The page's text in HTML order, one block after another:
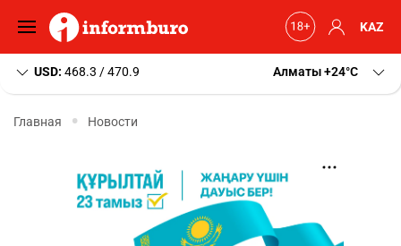
KAZ
USD: 468.3 / 470.9 Алматы+24 C
Главная Новости